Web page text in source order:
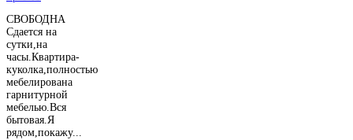
СВОБОДНА
Сдается на
сутки,на
часы.Квартира-
куколка,полностью
мебелирована
гарнитурной
мебелью.Вся
бытовая.Я
рядом,покажу...